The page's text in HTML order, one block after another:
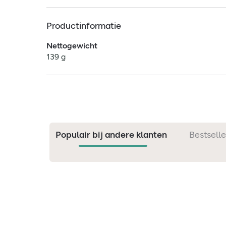
Productinformatie
Nettogewicht
139 g
Populair bij andere klanten